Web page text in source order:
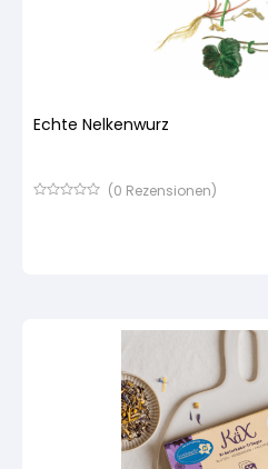
Echte Nelkenwurz
(0 Rezensionen)